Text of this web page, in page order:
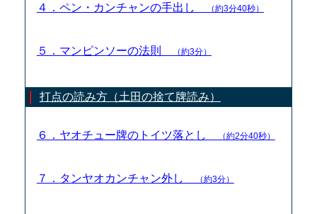
４．ペン・カンチャンの手出し （約3分40秒）
５．マンピンソーの法則 （約3分）
打点の読み方（土田の捨て牌読み）
６．ヤオチュー牌のトイツ落とし （約2分40秒）
７．タンヤオカンチャン外し （約3分）